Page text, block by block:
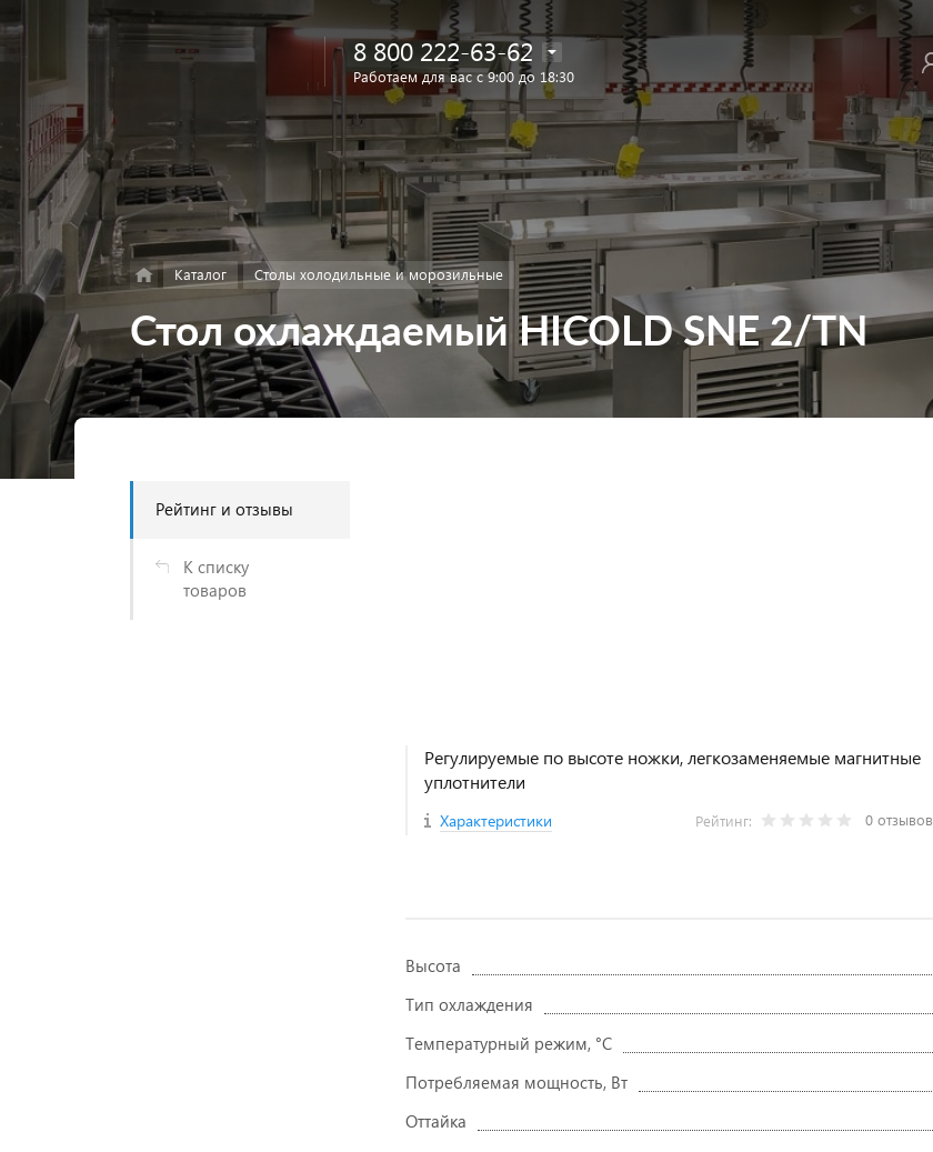
в каталоге
Найти
8 800 222-63-62
Работаем для вас с 9:00 до 18:30
Каталог Столы холодильные и морозильные
Стол охлаждаемый HICOLD SNE 2/TN
Рейтинг и отзывы
К списку
товаров
Регулируемые по высоте ножки, легкозаменяемые магнитные
уплотнители
Характеристики Рейтинг: 0 отзывов
Высота
Тип охлаждения
Температурный режим, °C
Потребляемая мощность, Вт
Оттайка